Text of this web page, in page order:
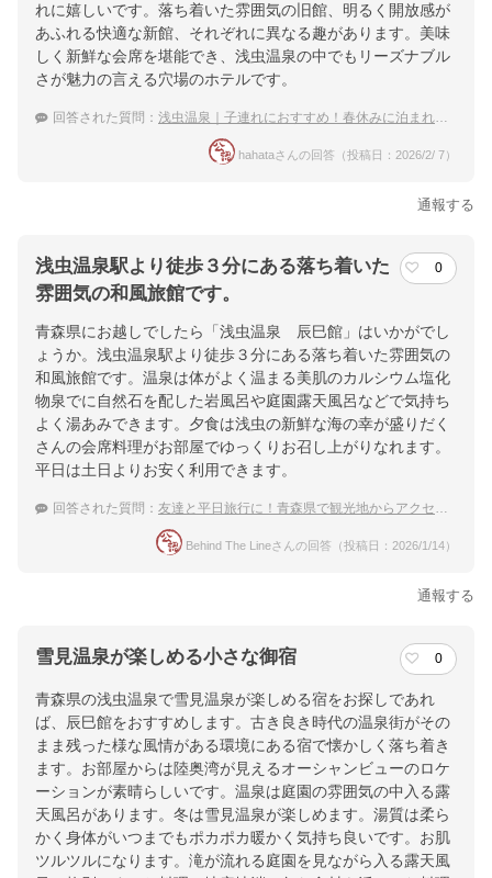
れに嬉しいです。落ち着いた雰囲気の旧館、明るく開放感が
あふれる快適な新館、それぞれに異なる趣があります。美味
しく新鮮な会席を堪能でき、浅虫温泉の中でもリーズナブル
さが魅力の言える穴場のホテルです。
回答された質問： 浅虫温泉｜子連れにおすすめ！春休みに泊まれる穴場な宿は？
hahataさんの回答（投稿日：2026/2/ 7）
通報する
浅虫温泉駅より徒歩３分にある落ち着いた
雰囲気の和風旅館です。
0
青森県にお越しでしたら「浅虫温泉 辰巳館」はいかがでし
ょうか。浅虫温泉駅より徒歩３分にある落ち着いた雰囲気の
和風旅館です。温泉は体がよく温まる美肌のカルシウム塩化
物泉でに自然石を配した岩風呂や庭園露天風呂などで気持ち
よく湯あみできます。夕食は浅虫の新鮮な海の幸が盛りだく
さんの会席料理がお部屋でゆっくりお召し上がりなれます。
平日は土日よりお安く利用できます。
回答された質問： 友達と平日旅行に！青森県で観光地からアクセスもしやすい温泉宿
Behind The Lineさんの回答（投稿日：2026/1/14）
通報する
雪見温泉が楽しめる小さな御宿 0
青森県の浅虫温泉で雪見温泉が楽しめる宿をお探しであれ
ば、辰巳館をおすすめします。古き良き時代の温泉街がその
まま残った様な風情がある環境にある宿で懐かしく落ち着き
ます。お部屋からは陸奥湾が見えるオーシャンビューのロケ
ーションが素晴らしいです。温泉は庭園の雰囲気の中入る露
天風呂があります。冬は雪見温泉が楽しめます。湯質は柔ら
かく身体がいつまでもポカポカ暖かく気持ち良いです。お肌
ツルツルになります。滝が流れる庭園を見ながら入る露天風